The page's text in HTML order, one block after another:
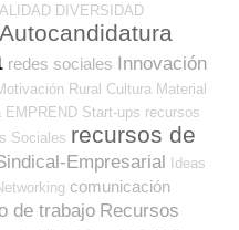
DIVERSIDAD
Autocandidatura
redes sociales Innovación
Rural Cultura Material
EMPREND Start-ups recursos
Sociales recursos de
Empresarial Ideas
comunicación
de trabajo Recursos